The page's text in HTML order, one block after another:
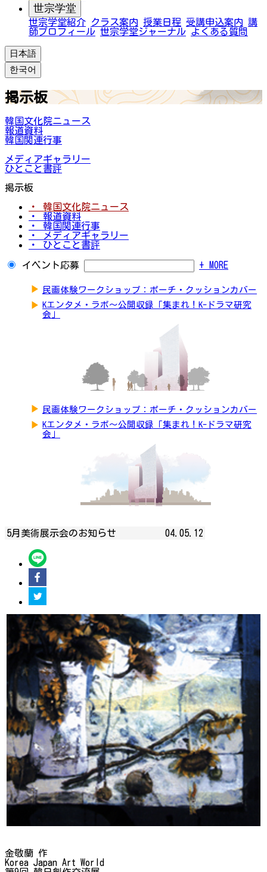
世宗学堂
世宗学堂紹介 クラス案内 授業日程 受講申込案内 講
師プロフィール 世宗学堂ジャーナル よくある質問
日本語
한국어
掲示板
韓国文化院ニュース
報道資料
韓国関連行事
メディアギャラリー
ひとこと書評
掲示板
・ 韓国文化院ニュース
・ 報道資料
・ 韓国関連行事
・ メディアギャラリー
・ ひとこと書評
イベント応募 + MORE
▶ 民画体験ワークショップ：ポーチ・クッションカバー
▶ Kエンタメ・ラボ～公開収録「集まれ！K-ドラマ研究
会」
▶ 民画体験ワークショップ：ポーチ・クッションカバー
▶ Kエンタメ・ラボ～公開収録「集まれ！K-ドラマ研究
会」
5月美術展示会のお知らせ 04.05.12
金敬蘭 作
Korea Japan Art World